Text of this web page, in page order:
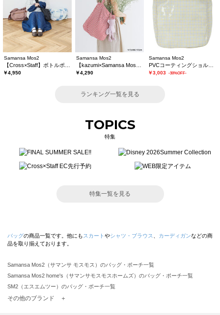
Samansa Mos2
￥4,950
Samansa Mos2
￥4,290
Samansa Mos2
PVCコーティングショルダーバッグ
￥3,003 -30%OFF-
ランキング一覧を見る
TOPICS
特集
特集一覧を見る
バッグの商品一覧です。他にも スカート やシャツ・ブラウス カーディガンなどの商
品を取り揃えております。
Samansa Mos2（サマンサ モスモス）のバッグ・ポーチ一覧
Samansa Mos2 home's（サマンサモスモスホームズ）のバッグ・ポーチ一覧
SM2（エスエムツー）のバッグ・ポーチ一覧
その他のブランド ＋